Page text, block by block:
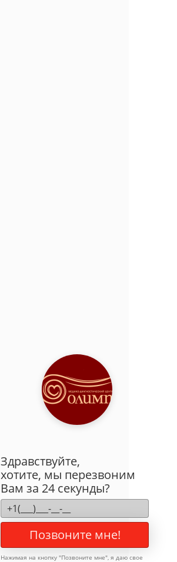
Здравствуйте,
хотите, мы перезвоним
Вам за 24 секунды?
Позвоните мне!
Нажимая на кнопку "Позвоните мне", я даю свое